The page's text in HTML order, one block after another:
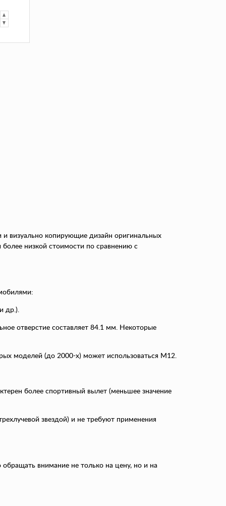
визуально копирующие дизайн оригинальных
низкой стоимости по сравнению с
др.).
отверстие составляет 84.1 мм. Некоторые
моделей (до 2000-х) может использоваться M12.
более спортивный вылет (меньшее значение
звездой) и не требуют применения
внимание не только на цену, но и на